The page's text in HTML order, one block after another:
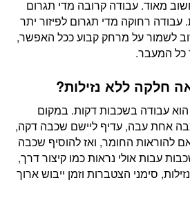
מאוד. עבודה קרובה מדי תגרום
עבודה רחוקה מדי תגרום לפיזור יתר
לשמור על מרחק קבוע ככל האפשר,
כל המעבר.
חלקה ללא נזילות?
עבודה בשכבות דקות. במקום
אחת עבה, עדיף ליישם שכבה דקה,
להוראות החומר, ואז להוסיף שכבה
עבות אולי נראות כמו קיצור דרך,
סימני הצטברות וזמן ייבוש ארוך